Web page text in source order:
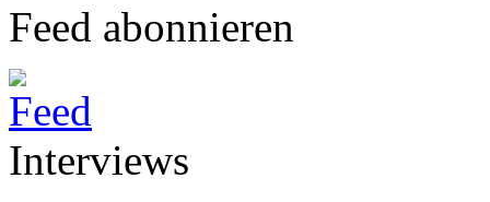
Feed abonnieren
Interviews